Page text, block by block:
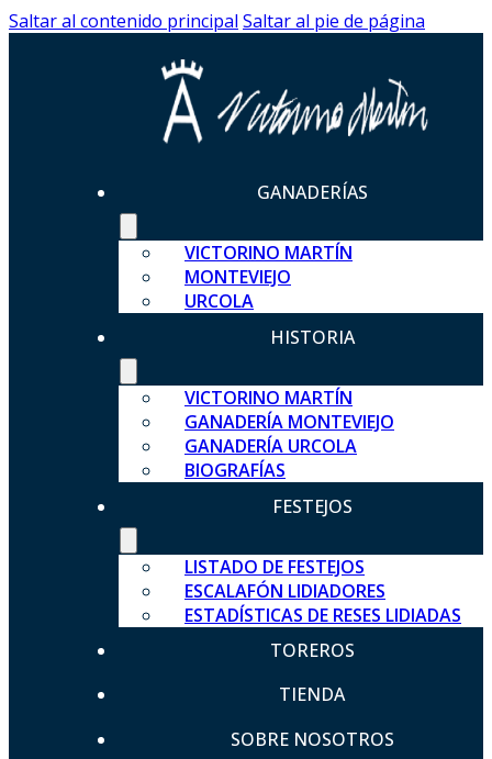
Saltar al contenido principal Saltar al pie de página
GANADERÍAS
VICTORINO MARTÍN
MONTEVIEJO
URCOLA
HISTORIA
VICTORINO MARTÍN
GANADERÍA MONTEVIEJO
GANADERÍA URCOLA
BIOGRAFÍAS
FESTEJOS
LISTADO DE FESTEJOS
ESCALAFÓN LIDIADORES
ESTADÍSTICAS DE RESES LIDIADAS
TOREROS
TIENDA
SOBRE NOSOTROS